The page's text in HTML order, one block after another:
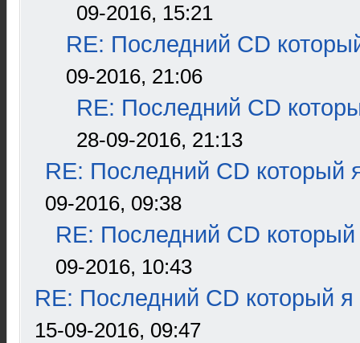
09-2016, 15:21
RE: Последний CD
09-2016, 21:06
RE: Последний CD
28-09-2016, 21:13
RE: Последний CD который
09-2016, 09:38
RE: Последний CD который
09-2016, 10:43
RE: Последний CD который я
15-09-2016, 09:47